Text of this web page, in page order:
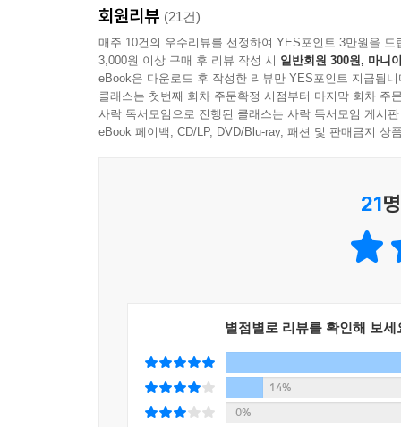
어둠의 3요소가 낮은 사람도 살아가기 힘들까?
나가며_다른 의미로 말이 와전되지 않길 바라며
참고·인용 문헌
--- 「제4장 네 번째 악마, 사디즘에 대해서」 중에
스페인 근로자를 대상으로 한 연구에서 한 가지
점이다. 의외라는 반응을 보이는 사람도 많을 것
쉽게 예상할 수 있다. 그래서 불합리함을 느끼더
면 어떻게 될까? 마키아벨리안의 타인을 대한 공
--- 「제5장 자기 자신과 타인 내면의 악마를 파악하는 방
사회적 문제 행동 등을 어떤 사람이, 왜 행동하는
이해할 수 있게 해준다. 심리학이라는 학문이 인
어둠의 3요소를 이해하는 것은 ‘나’와 ‘남’을 객관
사람이라면 누구나 마음속에 악마 하나쯤은 있지
중요한 건, 마음속 악마를 파악하고 길들이기!
그라데이션으로 경계가 명확하지 않기도 하다.
나와 타인의 어둠의 3요소를 제대로 인식하는
‘사디즘’과 ‘악의’를 다룬다. 그리고 5장에서
회원리뷰 (21건)
매주 10건의 우수리뷰를 선정하여 YES포인트 3만원을 드
3,000원 이상 구매 후 리뷰 작성 시 일반회원 300원, 마니
eBook은 다운로드 후 작성한 리뷰만 YES포인트 지급됩니
클래스는 첫번째 회차 주문확정 시점부터 마지막 회차 주
사락 독서모임으로 진행된 클래스는 사락 독서모임 게시
eBook 페이백, CD/LP, DVD/Blu-ray, 패션 및 판매금지 상
21
별점별로 리뷰를 확인해 보세
14%
0%